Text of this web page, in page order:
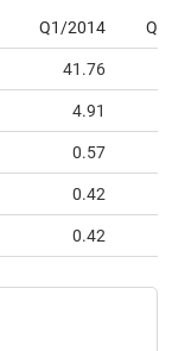
Q1/2014
41.76
4.91
0.57
0.42
0.42